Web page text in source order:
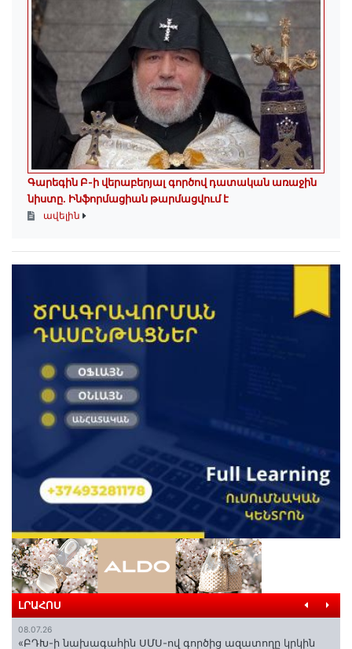
Գարեգին Բ-ի վերաբերյալ գործով դատական առաջին
նիստը․ Ինֆորմացիան թարմացվում է
ավելին
ԼՐԱՀՈՍ
08.07.26
«ԲԴԽ-ի նախագահին ՍՄՍ-ով գործից ազատողը կրկին